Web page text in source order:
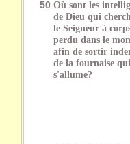
50 Où sont les
de Dieu qui
le Seigneur à
perdu dans le
afin de sortir
de la fournaise qui
s'allume?